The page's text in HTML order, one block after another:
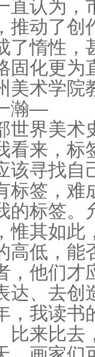
直认为，
推动了创
了惰性，
固化更为
美术学院
瀚—
世界美术
看来，标
该寻找自
标签，难
的标签。
惟其如此
高低，能
，他们才
达、去创
，我读书
比来比去